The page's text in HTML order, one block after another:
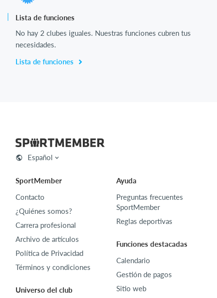
Lista de funciones
No hay 2 clubes iguales. Nuestras funciones cubren tus
necesidades.
Lista de funciones
Español
SportMember
Contacto
¿Quiénes somos?
Carrera profesional
Archivo de artículos
Política de Privacidad
Términos y condiciones
Universo del club
Ayuda
Preguntas frecuentes
SportMember
Reglas deportivas
Funciones destacadas
Calendario
Gestión de pagos
Sitio web